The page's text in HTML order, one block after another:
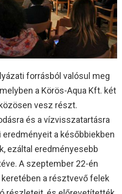
forrásból valósul meg
a Körös-Aqua Kft. két
vesz részt.
és a vízvisszatartásra
a későbbiekben
ezáltal eredményesebb
A szeptember 22-én
a résztvevő felek